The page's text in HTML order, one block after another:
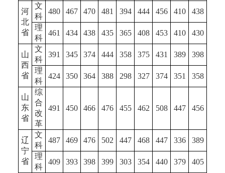
河
北
省
文
科
480 467 470 481 394 444 456 410
438
理
科
461 434 438 435 365 408 453 410 430
山
西
省
文
科
391 345 374 444 358 375 431 389
398
理
科
424 350 364 388 298 327 374 351 358
山
东
省
综
合
改
革
491 450 466 476 455 462 508 447 456
辽
宁
省
文
科
487 469 476 502 447 468 447 336
389
理
科
409 393 398 399 303 354 440 379 405